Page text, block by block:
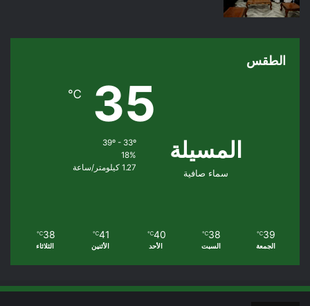
الطقس
المسيلة
سماء صافية
35
℃
18%
1.27 كيلومتر/ساعة
39
℃
الجمعة
38
℃
السبت
40
℃
الأحد
41
℃
الأثنين
38
℃
الثلاثاء